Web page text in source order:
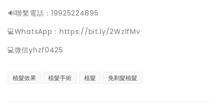
️🔊聯繫電話：19925224895
💻WhatsApp：https://bit.ly/2WzlfMv
💻微信yhzf0425
植髮效果 植髮手術 植髮 免剃髮植髮